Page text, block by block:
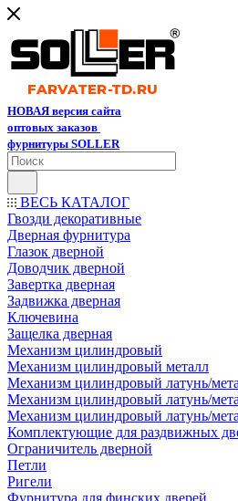
НОВАЯ версия сайта
оптовых заказов
фурнитуры SOLLER
ВЕСЬ КАТАЛОГ
Гвозди декоративные
Дверная фурнитура
Глазок дверной
Доводчик дверной
Завертка дверная
Задвижка дверная
Ключевина
Защелка дверная
Механизм цилиндровый
Механизм цилиндровый металл
Механизм цилиндровый латунь/
Механизм цилиндровый латунь/
Механизм цилиндровый латунь/
Комплектующие для раздвижных
Ограничитель дверной
Петли
Ригели
Фурнитура для финских дверей